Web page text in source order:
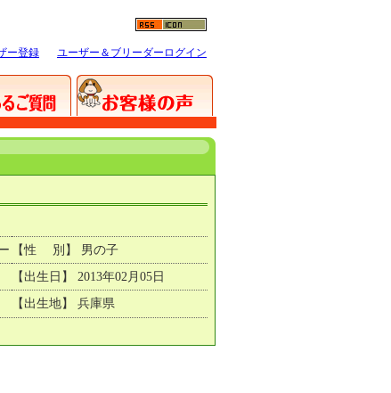
ー登録 ユーザー＆ブリーダーログイン
【性 別】 男の子
【出生日】 2013年02月05日
【出生地】 兵庫県